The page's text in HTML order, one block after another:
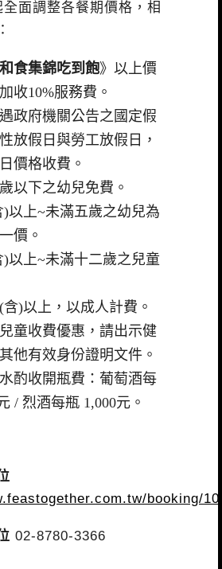
面調整各餐期價格，相
食集錦吃到飽》以上價
收10%服務費。
政府機關公告之國定假
放假日與勞工放假日，
價格收費。
以下之幼兒免費。
)以上~未滿五歲之幼兒為
價。
)以上~未滿十二歲之兒童
)以上，以成人計費。
童收費優惠，請出示健
他有效身份證明文件。
酌收開瓶費：葡萄酒每
/ 烈酒每瓶 1,000元。
booking/10
02-8780-3366